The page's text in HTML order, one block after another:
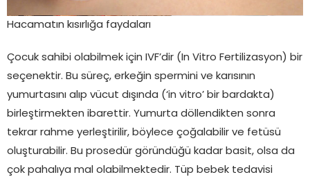
Hacamatın kısırlığa faydaları
Çocuk sahibi olabilmek için IVF’dir (In Vitro Fertilizasyon) bir
seçenektir. Bu süreç, erkeğin spermini ve karısının
yumurtasını alıp vücut dışında (‘in vitro’ bir bardakta)
birleştirmekten ibarettir. Yumurta döllendikten sonra
tekrar rahme yerleştirilir, böylece çoğalabilir ve fetüsü
oluşturabilir. Bu prosedür göründüğü kadar basit, olsa da
çok pahalıya mal olabilmektedir. Tüp bebek tedavisi